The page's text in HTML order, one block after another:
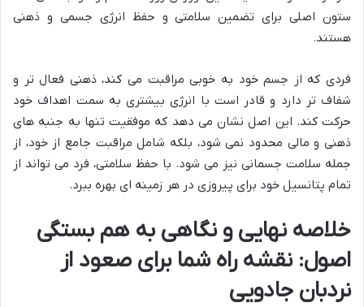
ستون اصلی برای تضمین سلامتی و حفظ انرژی جسمی و ذهنی
هستند.
فردی که از جسم خود به خوبی مراقبت می کند، ذهنی فعال تر و
شفاف تر دارد و قادر است با انرژی بیشتری به سمت اهداف خود
حرکت کند. این اصل نشان می دهد که موفقیت تنها به جنبه های
ذهنی و مالی محدود نمی شود، بلکه شامل مراقبت جامع از خود، از
جمله سلامت جسمانی نیز می شود. با حفظ سلامتی، فرد می تواند از
تمام پتانسیل خود برای پیروزی در هر زمینه ای بهره ببرد.
خلاصه نهایی و نگاهی به هم بستگی
اصول: نقشه راه شما برای صعود از
نردبان جادویی